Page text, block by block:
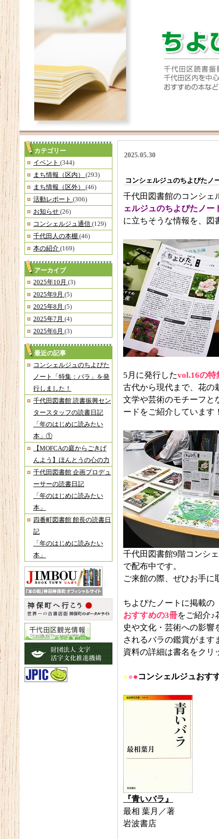
カテゴリー
イベント (344)
まち情報（区内） (293)
まち情報（区外） (46)
活動レポート (306)
お知らせ (26)
コンシェルジュ通信 (129)
千代田人の本棚 (46)
本の紹介 (169)
アーカイブ
2025年10月 (3)
2025年9月 (5)
2025年8月 (5)
2025年7月 (4)
2025年6月 (3)
最近の記事
コンシェルジュのちよぴた
ノート「特集：バラ」を発
行しました！
千代田図書館 読書振興セン
タースタッフの読書日記
「年のはじめに読みたい
本」①
【MOFCAの庭からごきげ
んよう】ほんとうの心の力
千代田図書館 企画プロデュ
ーサーの読書日記
「年のはじめに読みたい
本」
四番町図書館 館長の読書日
記
「年のはじめに読みたい
本」
2025.05.30
コンシェルジュのちよぴたノ
千代田図書館のコンシェ
ェルジュのちよぴたノー
に立ちそうな情報を、図
5月に発行したvol.16の特
古代から現代まで、花の
文学や芸術のモチーフと
ードをご紹介しています
千代田図書館9階コンシ
で配布中です。
ご来館の際、ぜひお手に
ちよぴたノートに掲載の
おすすめの3冊をご紹介♪
史や文化・芸術への影響
されるバラの鑑賞がます
資料の詳細は書名をクリ
●●●コンシェルジュおす
『青いバラ』
最相 葉月／著
岩波書店